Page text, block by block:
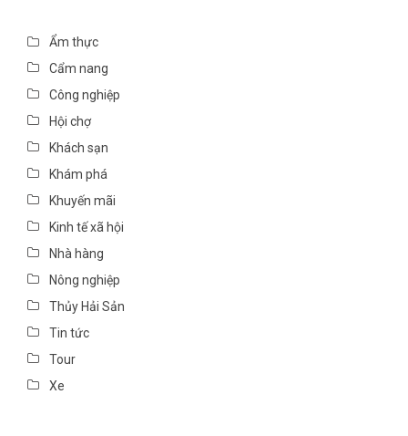
Ẩm thực
Cẩm nang
Công nghiệp
Hội chợ
Khách sạn
Khám phá
Khuyến mãi
Kinh tế xã hội
Nhà hàng
Nông nghiệp
Thủy Hải Sản
Tin tức
Tour
Xe